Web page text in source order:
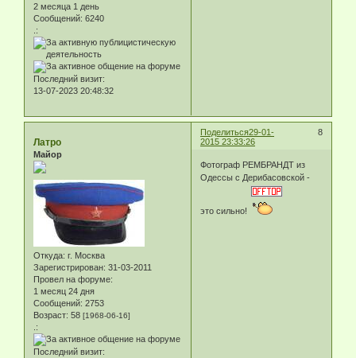
2 месяца 1 день
Сообщений: 6240
.:
Последний визит:
13-07-2023 20:48:32
Поделиться 8
29-01-
2015 23:33:26
Латро
Майор
Откуда: г. Москва
Зарегистрирован: 31-03-2011
Провел на форуме:
1 месяц 24 дня
Сообщений: 2753
Возраст: 58 [1968-06-16]
.:
Последний визит:
Фотограф РЕМБРАНДТ из
Одессы с Дерибасовской -
это сильно!